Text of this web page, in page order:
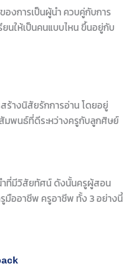
งการเป็นผู้นำ ควบคู่กับการ
ยนให้เป็นคนแบบไหน ขึ้นอยู่กับ
ร้างนิสัยรักการอ่าน โดยอยู่
มพนธ์ที่ดีระหว่างครูกับลูกศิษย์
ำที่มีวิสัยทัศน์ ดังนั้นครูผู้สอน
มืออาชีพ ครูอาชีพ ทั้ง 3 อย่างนี้